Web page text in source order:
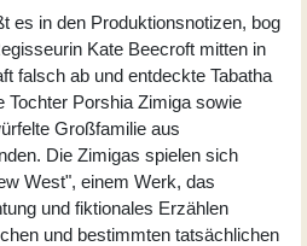
es in den Produktionsnotizen, bog
Kate Beecroft mitten in
falsch ab und entdeckte Tabatha
Tochter Porshia Zimiga sowie
Großfamilie aus
Die Zimigas spielen sich
West", einem Werk, das
und fiktionales Erzählen
und bestimmten tatsächlichen